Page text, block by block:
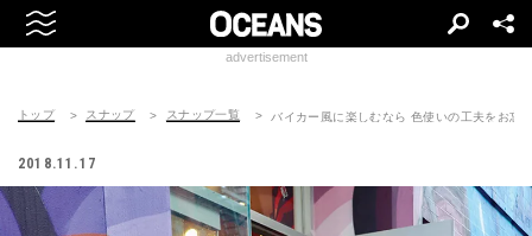
advertisement
トップ スナップ スナップ一覧 バイカー風に楽しむなら 色使いの工夫をお忘
2018.11.17